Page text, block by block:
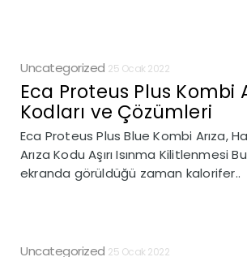
Uncategorized 25 Ocak 2022
Eca Proteus Plus Kombi
Kodları ve Çözümleri
Eca Proteus Plus Blue Kombi Arıza,
Arıza Kodu Aşırı Isınma Kilitlenmesi
ekranda görüldüğü zaman kalorifer..
Uncategorized 25 Ocak 2022